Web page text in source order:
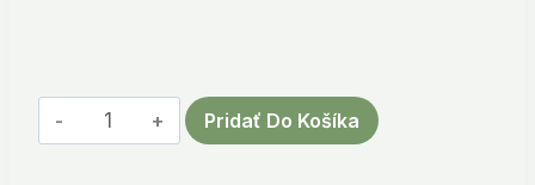
množstvo
Active
Pridať Do Košíka